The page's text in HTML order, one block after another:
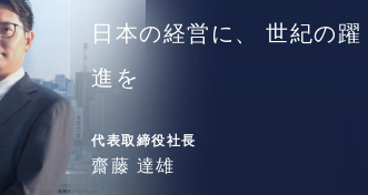
日本の経営に、
世紀の躍
進を
代表取締役社長
齋藤 達雄